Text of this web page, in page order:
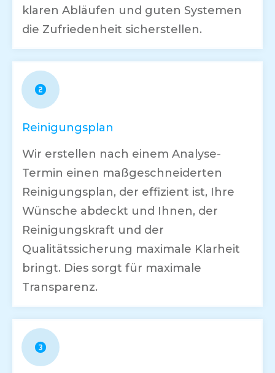
klaren Abläufen und guten Systemen
die Zufriedenheit sicherstellen.
Reinigungsplan
Wir erstellen nach einem Analyse-
Termin einen maßgeschneiderten
Reinigungsplan, der effizient ist, Ihre
Wünsche abdeckt und Ihnen, der
Reinigungskraft und der
Qualitätssicherung maximale Klarheit
bringt. Dies sorgt für maximale
Transparenz.